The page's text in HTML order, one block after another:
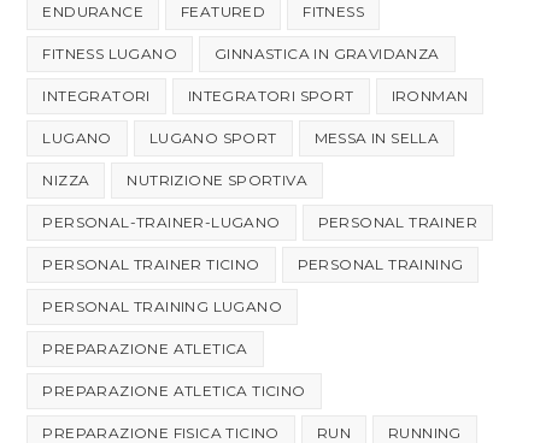
ENDURANCE FEATURED FITNESS
FITNESS LUGANO GINNASTICA IN GRAVIDANZA
INTEGRATORI INTEGRATORI SPORT IRONMAN
LUGANO LUGANO SPORT MESSA IN SELLA
NIZZA NUTRIZIONE SPORTIVA
PERSONAL-TRAINER-LUGANO PERSONAL TRAINER
PERSONAL TRAINER TICINO PERSONAL TRAINING
PERSONAL TRAINING LUGANO
PREPARAZIONE ATLETICA
PREPARAZIONE ATLETICA TICINO
PREPARAZIONE FISICA TICINO RUN RUNNING